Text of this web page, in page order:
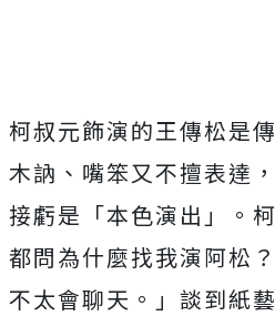
柯叔元飾演的王傳松是
木訥、嘴笨又不擅表達，
接虧是「本色演出」。
都問為什麼找我演阿松
不太會聊天。」 談到紙